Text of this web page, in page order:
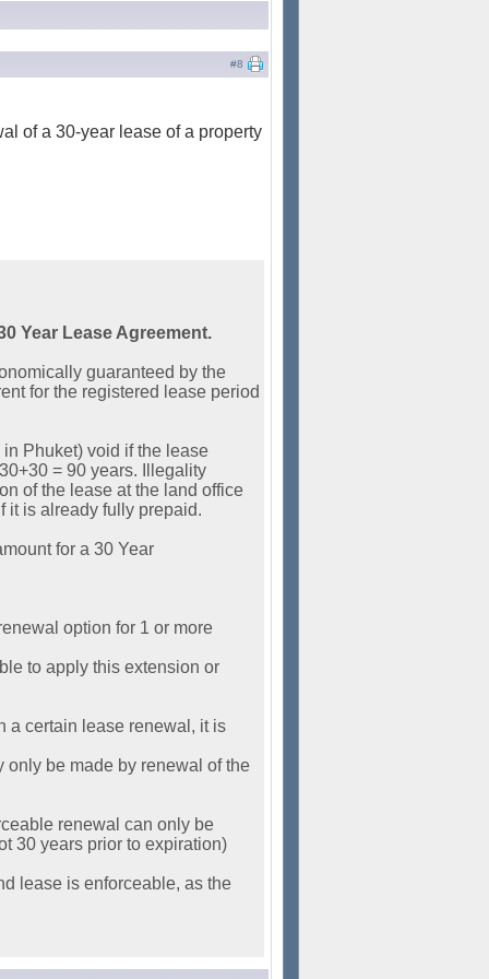
#8
of a 30-year lease of a property
Year Lease Agreement.
guaranteed by the
for the registered lease period
Phuket) void if the lease
= 90 years. Illegality
of the lease at the land office
it is already fully prepaid.
for a 30 Year
option for 1 or more
to apply this extension or
a certain lease renewal, it is
only be made by renewal of the
renewal can only be
30 years prior to expiration)
lease is enforceable, as the